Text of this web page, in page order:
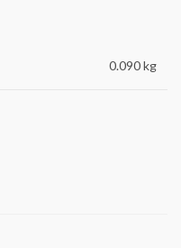
0.090 kg